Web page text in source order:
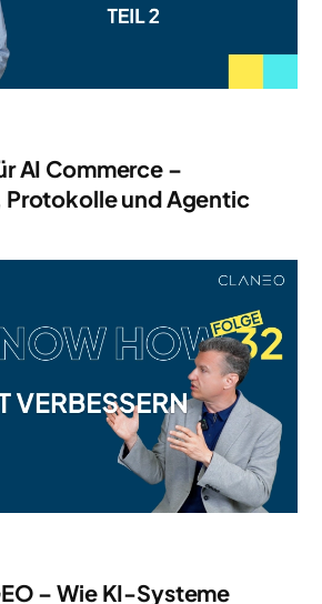
AI Commerce –
und Agentic
– Wie KI-Systeme